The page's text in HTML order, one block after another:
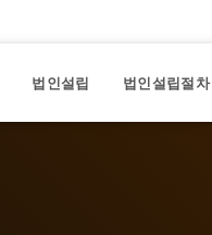
법인설립 법인설립절차